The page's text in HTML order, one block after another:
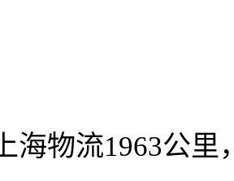
海物流1963公